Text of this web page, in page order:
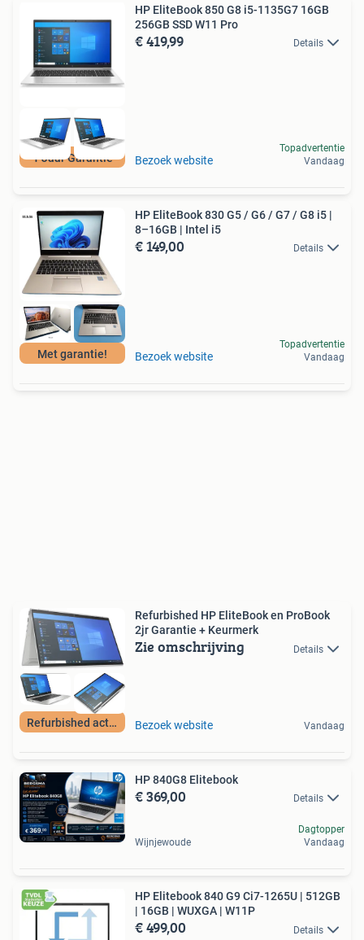
1 Jaar Garantie
HP EliteBook 850 G8 i5-1135G7 16GB
256GB SSD W11 Pro
€ 419,99 Details
Bezoek website
Topadvertentie
Vandaag
Met garantie!
HP EliteBook 830 G5 / G6 / G7 / G8 i5 |
8–16GB | Intel i5
€ 149,00 Details
Bezoek website
Topadvertentie
Vandaag
Refurbished actie!
Refurbished HP EliteBook en ProBook
2jr Garantie + Keurmerk
Zie omschrijving Details
Bezoek website Vandaag
HP 840G8 Elitebook
€ 369,00 Details
Wijnjewoude
Dagtopper
Vandaag
HP Elitebook 840 G9 Ci7-1265U | 512GB
| 16GB | WUXGA | W11P
€ 499,00 Details